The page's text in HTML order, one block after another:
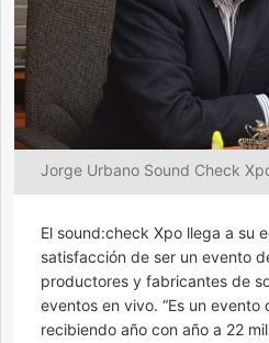
Jorge Urbano Sound Check
El sound:check Xpo llega a su
satisfacción de ser un evento
productores y fabricantes de
eventos en vivo. “Es un evento
recibiendo año con año a 22